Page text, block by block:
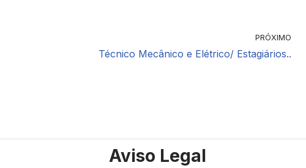
PRÓXIMO
Técnico Mecânico e Elétrico/ Estagiários..
Aviso Legal